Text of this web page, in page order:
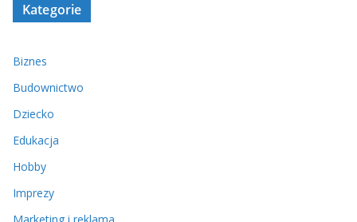
Kategorie
Biznes
Budownictwo
Dziecko
Edukacja
Hobby
Imprezy